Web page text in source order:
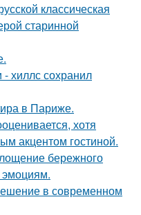
классическая
старинной
хиллс сохранил
в Париже.
хотя
акцентом гостиной.
бережного
в современном